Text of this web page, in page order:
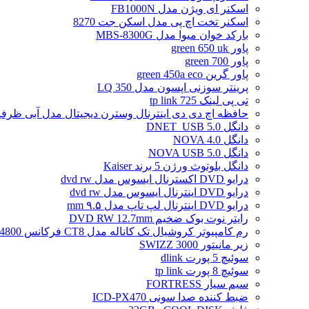
اسکنر ای ویژن مدل FB1000N
اسکنر تخت اچ پی مدل اسکن جت 8270
بارکد خوان میوا مدل MBS-8300G
پاور green 650 uk
پاور green 700
پاور گرین green 450a eco
پرینتر سوزنی اپسون مدل LQ 350
تی پی لینک tp link 725
حافظه اچ دی دی اینترنال وسترن دیجیتال مدل آبی ظرفیت 2
دانگل DNET_USB 5.0
دانگل NOVA 4.0
دانگل NOVA USB 5.0
دانگل بلوتوث ورژن 5 برند Kaiser
درایو DVD اکسترنال ایسوس مدل dvd rw
درایو DVD اینترنال ایسوس مدل dvd rw
درایو DVD اینترنال لپ تاپ مدل ۹.۵ mm
رایتر نوت بوک ضخیم DVD RW 12.7mm
رم کامپیوتر کروشیال تک کاناله مدل CT8 فرکانس 4800 مگاهرتز DDR5 تایمینگ CL40 حافظه 8 گیگابایت
زیر مانیتور SWIZZ 3000
سوئیچ 5 پورت dlink
سوئیچ 8 پورت tp link
سیم سیار FORTRESS
ضبط کننده صدا سونی ICD-PX470